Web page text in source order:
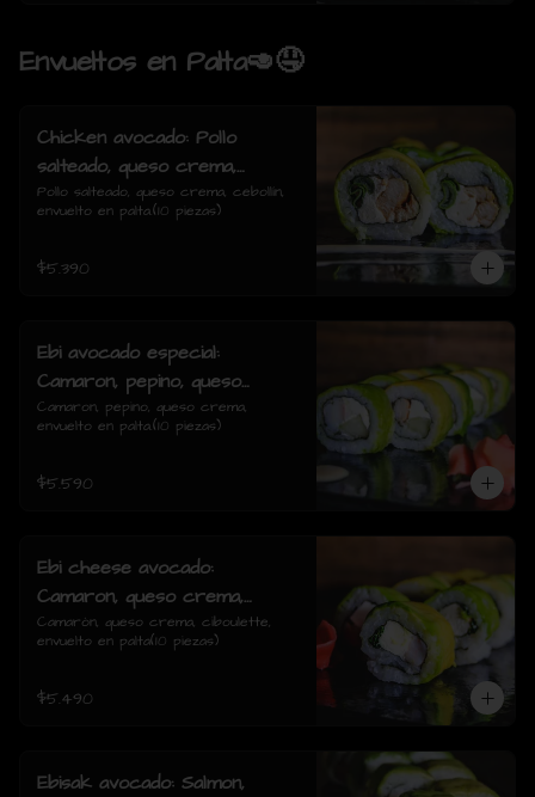
Envueltos en Palta🥑🤤
Chicken avocado: Pollo
salteado, queso crema,
cebollin, envuelto en palta.
Pollo salteado, queso crema, cebollín,
envuelto en palta.(10 piezas)
$5.390
Ebi avocado especial:
Camaron, pepino, queso
crema, envuelto en palta.
Camaron, pepino, queso crema,
envuelto en palta.(10 piezas)
$5.590
Ebi cheese avocado:
Camaron, queso crema,
ciboulette, envuelto en palta
Camarón, queso crema, ciboulette,
envuelto en palta(10 piezas)
$5.490
Ebisak avocado: Salmon,